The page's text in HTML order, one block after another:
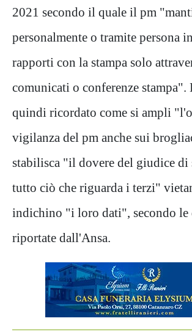
2021 secondo il quale il pm
personalmente o tramite persona
rapporti con la stampa solo
comunicati o conferenze stampa".
quindi ricordato come si ampli
vigilanza del pm anche sui
stabilisca "il dovere del giudice di
tutto ciò che riguarda i terzi"
indichino "i loro dati", secondo le
riportate dall'Ansa.